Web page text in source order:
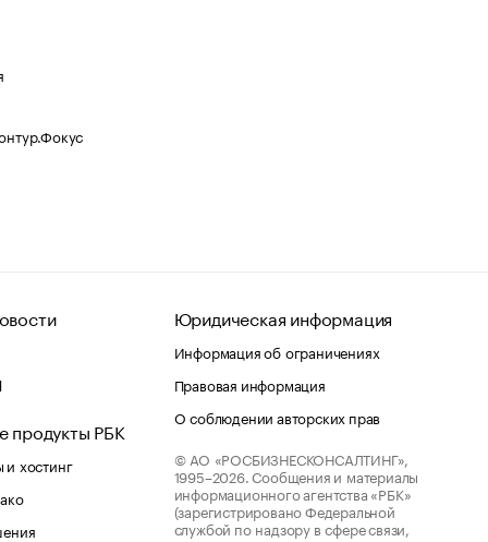
продукты РБК
хостинг
Юридическая информация
Информация об ограничениях
Правовая информация
О соблюдении авторских прав
© АО «РОСБИЗНЕСКОНСАЛТИНГ»,
1995–2026. Сообщения и материалы
информационного агентства «РБК»
(зарегистрировано Федеральной
службой по надзору в сфере связи,